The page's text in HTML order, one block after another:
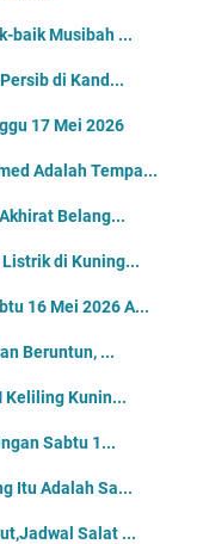
baik Musibah ...
di Kand...
17 Mei 2026
Adalah Tempa...
Belang...
di Kuning...
16 Mei 2026 A...
Beruntun, ...
Keliling Kunin...
Sabtu 1...
Itu Adalah Sa...
Salat ...